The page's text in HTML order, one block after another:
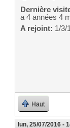
Dernière
a 4 années 4
A rejoint: 1/3/
Haut
lun, 25/07/2016 -